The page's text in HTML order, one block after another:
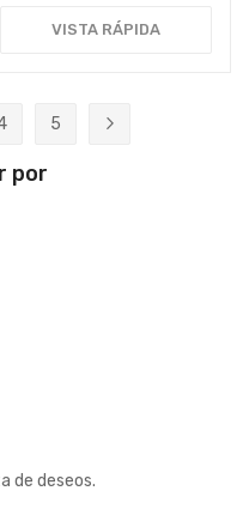
VISTA RÁPIDA
página
5
por
de deseos.